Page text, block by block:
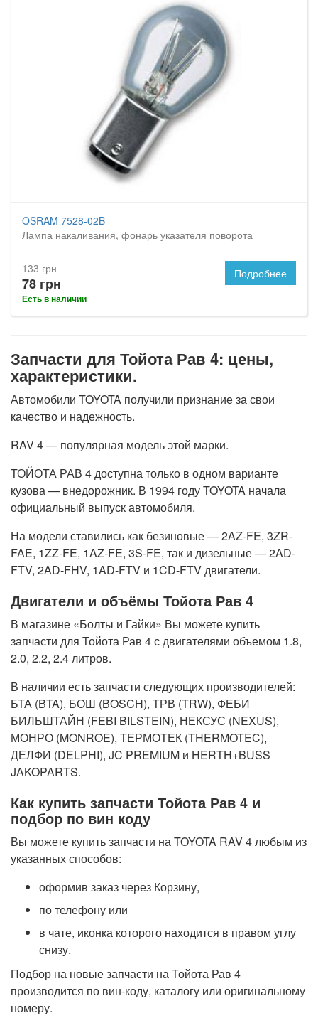
OSRAM 7528-02B
Лампа накаливания, фонарь указателя поворота
133 грн
78 грн
Есть в наличии
Подробнее
Запчасти для Тойота Рав 4: цены,
характеристики.
Автомобили TOYOTA получили признание за свои
качество и надежность.
RAV 4 — популярная модель этой марки.
ТОЙОТА РАВ 4 доступна только в одном варианте
кузова — внедорожник. В 1994 году TOYOTA начала
официальный выпуск автомобиля.
На модели ставились как безиновые — 2AZ-FE, 3ZR-
FAE, 1ZZ-FE, 1AZ-FE, 3S-FE, так и дизельные — 2AD-
FTV, 2AD-FHV, 1AD-FTV и 1CD-FTV двигатели.
Двигатели и объёмы Тойота Рав 4
В магазине «Болты и Гайки» Вы можете купить
запчасти для Тойота Рав 4 с двигателями объемом 1.8,
2.0, 2.2, 2.4 литров.
В наличии есть запчасти следующих производителей:
БТА (BTA), БОШ (BOSCH), ТРВ (TRW), ФЕБИ
БИЛЬШТАЙН (FEBI BILSTEIN), НЕКСУС (NEXUS),
МОНРО (MONROE), ТЕРМОТЕК (THERMOTEC),
ДЕЛФИ (DELPHI), JC PREMIUM и HERTH+BUSS
JAKOPARTS.
Как купить запчасти Тойота Рав 4 и
подбор по вин коду
Вы можете купить запчасти на TOYOTA RAV 4 любым из
указанных способов:
оформив заказ через Корзину,
по телефону или
в чате, иконка которого находится в правом углу
снизу.
Подбор на новые запчасти на Тойота Рав 4
производится по вин-коду, каталогу или оригинальному
номеру.